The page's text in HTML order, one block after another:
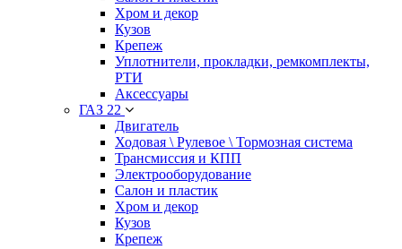
Хром и декор
Кузов
Крепеж
Уплотнители, прокладки, ремкомплекты,
РТИ
Аксессуары
ГАЗ 22
Двигатель
Ходовая \ Рулевое \ Тормозная система
Трансмиссия и КПП
Электрооборудование
Салон и пластик
Хром и декор
Кузов
Крепеж